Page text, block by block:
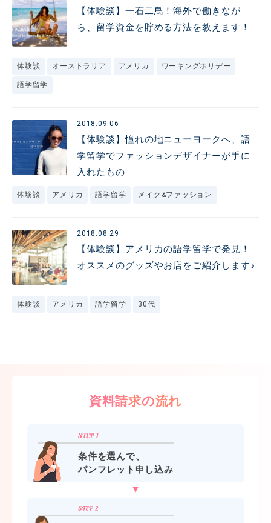
【体験談】一石二鳥！海外で働きなが
ら、留学資金を貯める方法を教えます！
体験談 オーストラリア アメリカ ワーキングホリデー
語学留学
2018.09.06
【体験談】憧れの地ニューヨークへ、語
学留学でファッションデザイナーが手に
入れたもの
体験談 アメリカ 語学留学 メイク&ファッション
2018.08.29
【体験談】アメリカの語学留学で発見！
オススメのグッズやお店をご紹介します♪
体験談 アメリカ 語学留学 30代
資料請求の流れ
条件を選んで、
パンフレット申し込み